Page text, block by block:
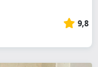
9,8